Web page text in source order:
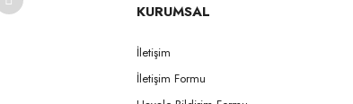
KURUMSAL
İletişim
İletişim Formu